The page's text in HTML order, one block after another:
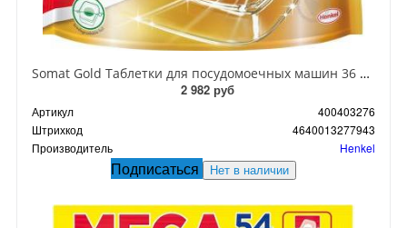
Somat Gold Таблетки для посудомоечных машин 36 шт 648 гр
2 982 руб
Артикул
400403276
Штрихкод
4640013277943
Производитель
Henkel
Подписаться Нет в наличии